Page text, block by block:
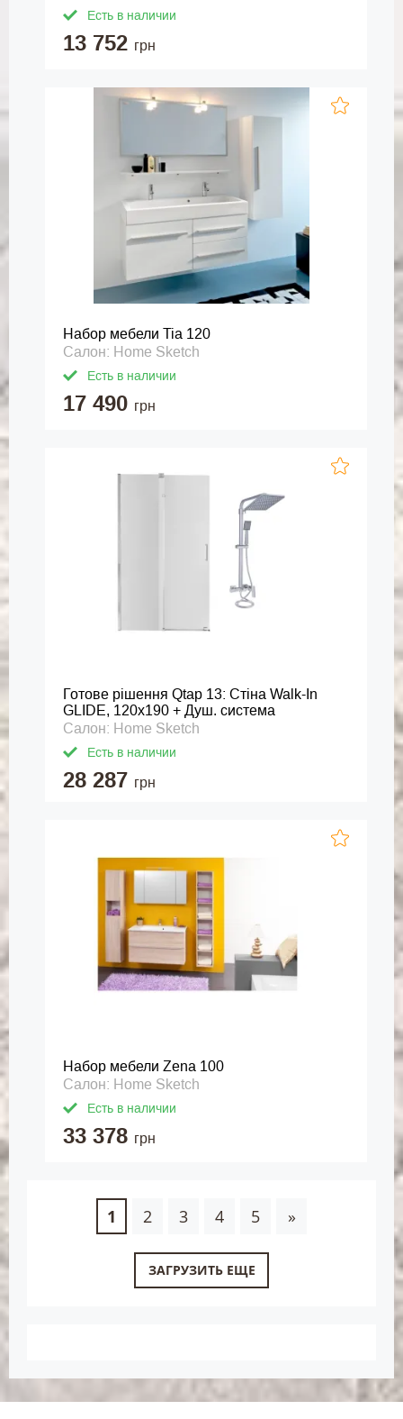
Есть в наличии
13 752 грн
Набор мебели Tia 120
Салон: Home Sketch
Есть в наличии
17 490 грн
Готове рішення Qtap 13: Стіна Walk-In
GLIDE, 120x190 + Душ. система
Салон: Home Sketch
Есть в наличии
28 287 грн
Набор мебели Zena 100
Салон: Home Sketch
Есть в наличии
33 378 грн
1 2 3 4 5 »
ЗАГРУЗИТЬ ЕЩЕ